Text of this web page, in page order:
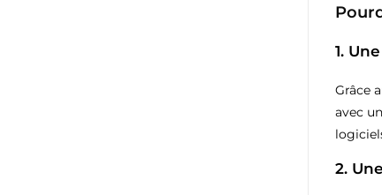
1.
Grâce
avec
2.